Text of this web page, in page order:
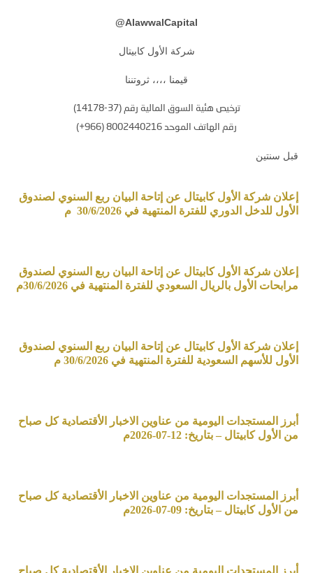
AlawwalCapital
@
شركة الأول كابيتال
قيمنا ،،،، ثروتننا
ترخيص هئية السوق المالية رقم (37-14178)
رقم الهاتف الموحد 8002440216 (966+)
قبل سنتين
إعلان شركة الأول كابيتال عن إتاحة البيان ربع السنوي لصندوق
الأول للدخل الدوري للفترة المنتهية في 30/6/2026 م
إعلان شركة الأول كابيتال عن إتاحة البيان ربع السنوي لصندوق
مرابحات الأول بالريال السعودي للفترة المنتهية في 30/6/2026م
إعلان شركة الأول كابيتال عن إتاحة البيان ربع السنوي لصندوق
الأول للأسهم السعودية للفترة المنتهية في 30/6/2026 م
أبرز المستجدات اليومية من عناوين الاخبار الأقتصادية كل صباح
من الأول كابيتال – بتاريخ: 12-07-2026م
أبرز المستجدات اليومية من عناوين الاخبار الأقتصادية كل صباح
من الأول كابيتال – بتاريخ: 09-07-2026م
أبرز المستجدات اليومية من عناوين الاخبار الأقتصادية كل صباح